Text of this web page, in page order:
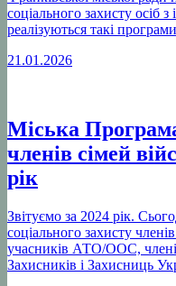
соціального захисту осіб
реалізуються такі
21.01.2026
Міська
членів сімей
рік
Звітуємо за 2024 рік.
соціального захисту
учасників АТО/ООС,
Захисників і Захисниць